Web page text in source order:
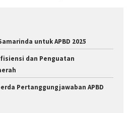
untuk APBD 2025
dan Penguatan
Pertanggungjawaban APBD